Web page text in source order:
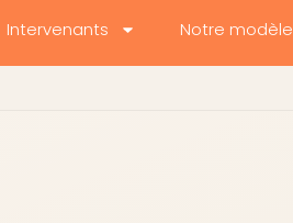
Intervenants Notre modèle